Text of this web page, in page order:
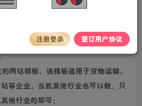
模板 (自适应移动端)蓝色营销型五
网站模板，该模板适用于货物运输、
等企业，当然其他行业也可以做，只
他行业的即可；
注册登录 签订用户协议